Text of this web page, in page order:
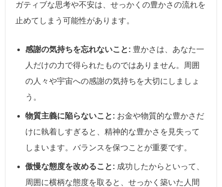
ガティブな思考や不安は、せっかくの豊かさの流れを
止めてしまう可能性があります。
感謝の気持ちを忘れないこと: 豊かさは、あなた一
人だけの力で得られたものではありません。周囲
の人々や宇宙への感謝の気持ちを大切にしましょ
う。
物質主義に陥らないこと: お金や物質的な豊かさだ
けに執着しすぎると、精神的な豊かさを見失って
しまいます。バランスを保つことが重要です。
傲慢な態度を改めること: 成功したからといって、
周囲に横柄な態度を取ると、せっかく築いた人間